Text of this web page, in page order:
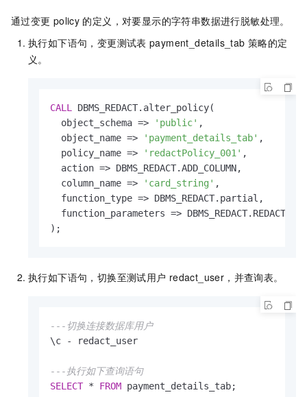
通过变更 policy 的定义，对要显示的字符串数据进行脱敏处理。
执行如下语句，变更测试表 payment_details_tab 策略的定
义。
CALL
DBMS_REDACT.alter_policy(
  object_schema
=> 'public' ,
  object_name
=> 'payment_details_tab' ,
  policy_name
=> 'redactPolicy_001' ,
  action
=> DBMS_REDACT.ADD_COLUMN,
  column_name
=> 'card_string' ,
  function_type
=> DBMS_REDACT.partial,
  function_parameters
=>
);
执行如下语句，切换至测试用户 redact_user，并查询表。
---切换连接数据库用户
\c
- redact_user
---执行如下查询语句
SELECT * FROM payment_details_tab;